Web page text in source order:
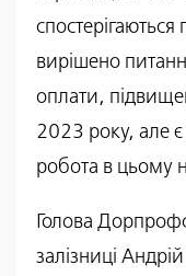
спостерігаються
вирішено
оплати,
2023 року, але
робота в цьому
Голова
залізниці